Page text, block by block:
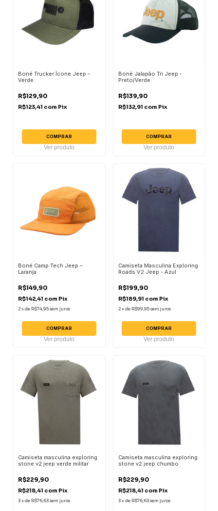
Boné Trucker Ícone Jeep –
Verde
R$129,90
R$123,41 com Pix
COMPRAR
Ver produto
Boné Jalapão Tri Jeep -
Preto/Verde
R$139,90
R$132,91 com Pix
COMPRAR
Ver produto
Boné Camp Tech Jeep –
Laranja
R$149,90
R$142,41 com Pix
2xde R$74,95sem juros
COMPRAR
Ver produto
Camiseta Masculina Exploring
Roads V2 Jeep - Azul
R$199,90
R$189,91 com Pix
2 xde R$99,95 sem juros
COMPRAR
Ver produto
Camiseta masculina exploring
stone v2 jeep verde militar
R$229,90
R$218,41 com Pix
3xde R$76,63sem juros
Camiseta masculina exploring
stone v2 jeep chumbo
R$229,90
R$218,41 com Pix
3 xde R$76,63 sem juros